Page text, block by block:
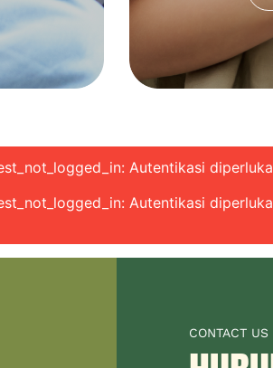
Autentikasi
Autentikasi
CONTACT US